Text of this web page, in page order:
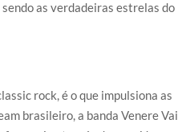
sendo as verdadeiras estrelas do
rock, é o que impulsiona as
brasileiro, a banda Venere Vai